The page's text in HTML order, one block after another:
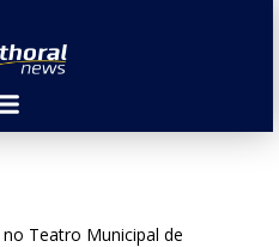
Teatro Municipal de